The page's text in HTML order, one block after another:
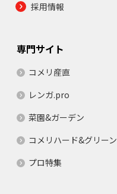
採用情報
専門サイト
コメリ産直
レンガ.pro
菜園&ガーデン
コメリハード&グリーン
プロ特集